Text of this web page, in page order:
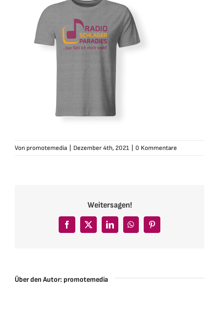
Kollektionen
Von promotemedia Dezember 4th, 2021 0 Kommentare
Weitersagen!
Facebook
X LinkedInWhatsAppPinterest
Über den Autor: promotemedia